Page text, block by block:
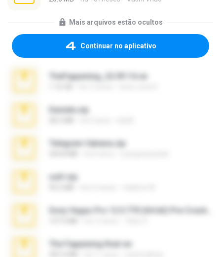
Mais arquivos estão ocultos
Continuar no aplicativo
TheFappening_22.09.14.rar
Daniela.zip
Telegram fabiana.zip
ouh!.zip
The Fappening final.rar